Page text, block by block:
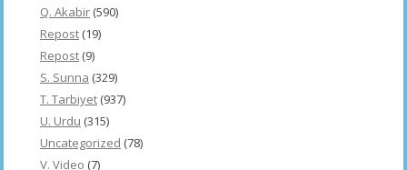
Q. Akabir (590)
Repost (19)
Repost (9)
S. Sunna (329)
T. Tarbiyet (937)
U. Urdu (315)
Uncategorized (78)
V. Video (7)